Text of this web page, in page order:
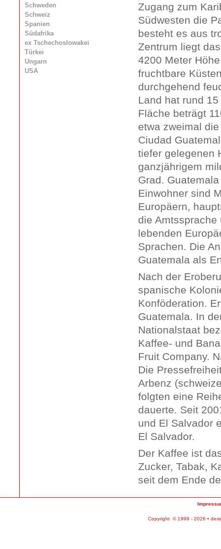
Schweden
Schweiz
Spanien
Südafrika
ex Tschechoslowakei
Türkei
Ungarn
USA
Zugang zum
Südwesten die
besteht es aus
Zentrum liegt
4200 Meter
fruchtbare
durchgehend
Land hat rund
Fläche beträgt
etwa zweimal
Ciudad
tiefer gelegenen
ganzjährigem
Grad.
Einwohner sind
Europäern,
die
lebenden
Sprachen. Die
Guatemala als
Nach der
spanische
Konföderation.
Guatemala. In
Nationalstaat
Kaffee- und
Fruit Company.
Die
Arbenz
folgten eine
dauerte. Seit
und El Salvador
El Salvador.
Der Kaffee ist
Zucker, Tabak,
seit dem Ende
Copyright © 1999 - 2026 •